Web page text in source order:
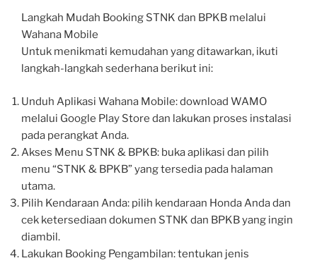
Langkah Mudah Booking STNK dan BPKB melalui
Wahana Mobile
Untuk menikmati kemudahan yang ditawarkan, ikuti
langkah-langkah sederhana berikut ini:
Unduh Aplikasi Wahana Mobile: download WAMO
melalui Google Play Store dan lakukan proses instalasi
pada perangkat Anda.
Akses Menu STNK & BPKB: buka aplikasi dan pilih
menu “STNK & BPKB” yang tersedia pada halaman
utama.
Pilih Kendaraan Anda: pilih kendaraan Honda Anda dan
cek ketersediaan dokumen STNK dan BPKB yang ingin
diambil.
Lakukan Booking Pengambilan: tentukan jenis